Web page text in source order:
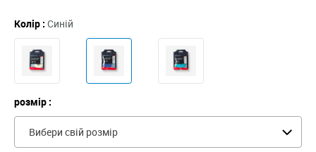
Колір : Синій
розмір :
Вибери свій розмір